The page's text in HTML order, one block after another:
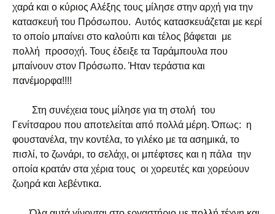
χαρά και ο κύριος Αλέξης τους μίλησε στην αρχή για την
κατασκευή του Πρόσωπου. Αυτός κατασκευάζεται με κερί
το οποίο μπαίνει στο καλούπι και τέλος βάφεται με
πολλή προσοχή. Τους έδειξε τα Ταράμπουλα που
μπαίνουν στον Πρόσωπο. Ήταν τεράστια και
πανέμορφα!!!!
Στη συνέχεια τους μίλησε για τη στολή του
Γενίτσαρου που αποτελείται από πολλά μέρη. Όπως: η
φουστανέλα, την κοντέλα, το γιλέκο με τα ασημικά, το
πισλί, το ζωνάρι, το σελάχι, οι μπέφτσες και η πάλα την
οποία κρατάν στα χέρια τους οι χορευτές και χορεύουν
ζωηρά και λεβέντικα.